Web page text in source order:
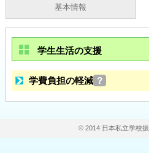
基本情報
学生生活の支援
学費負担の軽減 ？
© 2014 日本私立学校